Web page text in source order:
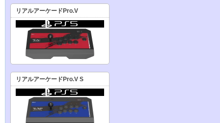
リアルアーケードPro.V
リアルアーケードPro.V S